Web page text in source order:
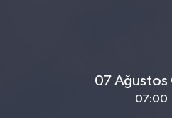
07 Ağustos
07:00